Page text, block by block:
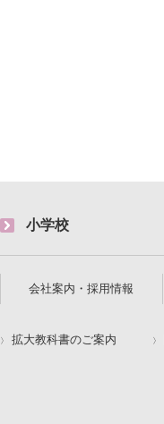
小学校
会社案内・採用情報
拡大教科書のご案内